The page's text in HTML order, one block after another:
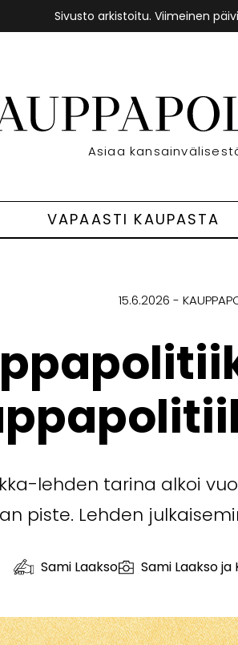
Sivusto arkistoitu. Viimeinen
Etusivu
Asiaa
VAPAASTI KAUPASTA
15.6.2026
lehden tarina alkoi
piste. Lehden
Sami Laakso Sami Laakso